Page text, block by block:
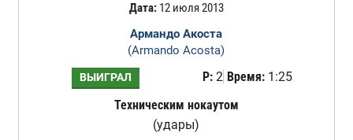
Дата:12 июля 2013
Армандо Акоста
(Armando Acosta)
ВЫИГРАЛ Р:2 Время:1:25
Техническим нокаутом
(удары)